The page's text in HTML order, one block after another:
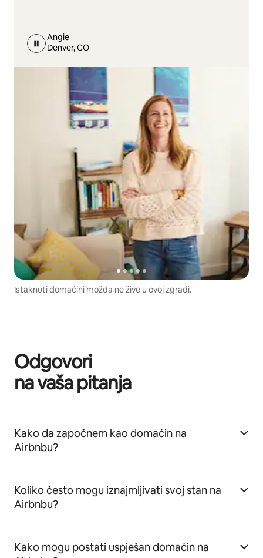
Angie
Denver, CO
Istaknuti domaćini možda ne žive u ovoj zgradi.
Odgovori
na vaša pitanja
Kako da započnem kao domaćin na
Airbnbu?
Koliko često mogu iznajmljivati svoj stan na
Airbnbu?
Kako mogu postati uspješan domaćin na